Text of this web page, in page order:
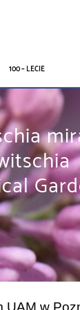
100 – LECIE
UAM w